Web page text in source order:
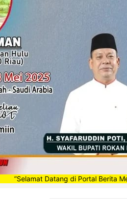
Datang di Portal Berita Media